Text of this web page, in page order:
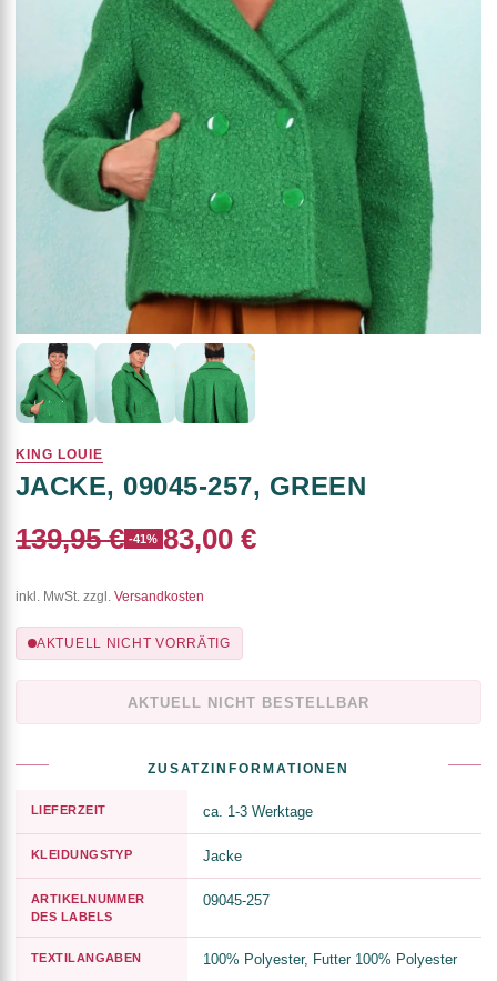
KING LOUIE
JACKE, 09045-257, GREEN
139,95 € -41% 83,00 €
inkl. MwSt. zzgl. Versandkosten
AKTUELL NICHT VORRÄTIG
AKTUELL NICHT BESTELLBAR
ZUSATZINFORMATIONEN
LIEFERZEIT ca. 1-3 Werktage
KLEIDUNGSTYP Jacke
ARTIKELNUMMER
DES LABELS
09045-257
TEXTILANGABEN 100% Polyester, Futter 100% Polyester